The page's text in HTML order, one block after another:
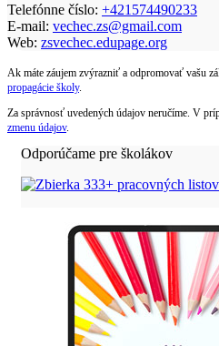
Telefónne číslo: +421574490233
E-mail: vechec.zs@gmail.com
Web: zsvechec.edupage.org
Ak máte záujem zvýrazniť a odpromovať vašu
propagácie školy.
Za správnosť uvedených údajov neručíme. V
zmenu údajov.
Odporúčame pre školákov